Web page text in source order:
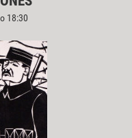
18:30